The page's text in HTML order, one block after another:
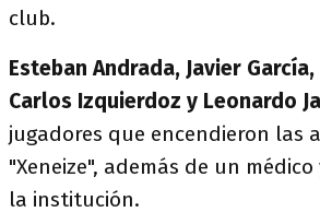
club.
Esteban Andrada, Javier
Carlos Izquierdoz y Leonardo
jugadores que encendieron las
"Xeneize", además de un
la institución.